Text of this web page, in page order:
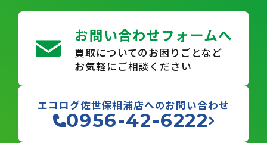
お問い合わせフォームへ
買取についてのお困りごとなど
お気軽にご相談ください
エコログ佐世保相浦店へのお問い合わせ
0956-42-6222